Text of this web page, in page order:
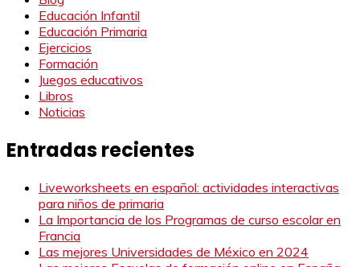
Educación Infantil
Educación Primaria
Ejercicios
Formación
Juegos educativos
Libros
Noticias
Entradas recientes
Liveworksheets en español: actividades interactivas
para niños de primaria
La Importancia de los Programas de curso escolar en
Francia
Las mejores Universidades de México en 2024